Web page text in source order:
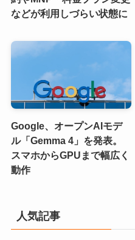
などが利用しづらい状態に
Google、オープンAIモデ
ル「Gemma 4」を発表。
スマホからGPUまで幅広く
動作
人気記事